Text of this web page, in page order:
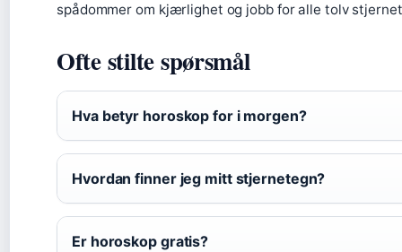
spådommer om kjærlighet og jobb for alle tolv
Ofte stilte spørsmål
Hva betyr horoskop for i morgen?
Hvordan finner jeg mitt stjernetegn?
Er horoskop gratis?